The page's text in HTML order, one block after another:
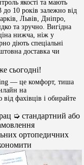
якості та мають
до 10 років залежно від
Львів, Дніпро,
та зручно. Вигідна
нижча, ніж у
діють спеціальні
доставка чи
сьогодні!
— це комфорт, тиша
на
фахівців і обирайте
➭ стандартний або
ортопедичних